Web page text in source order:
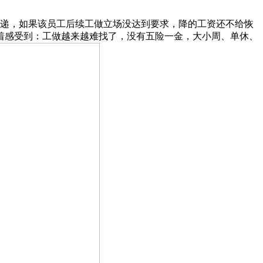
，如果该员工后续工做立场没达到要求，降的工资还不给恢
受到：工做越来越难找了，没有五险一金，大小周、单休、